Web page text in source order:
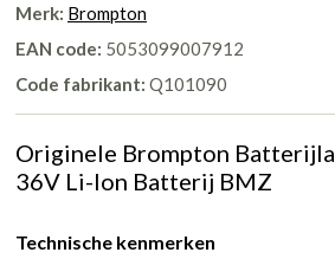
Merk: Brompton
EAN code: 5053099007912
Code fabrikant: Q101090
Originele Brompton
36V Li-Ion Batterij BMZ
Technische kenmerken